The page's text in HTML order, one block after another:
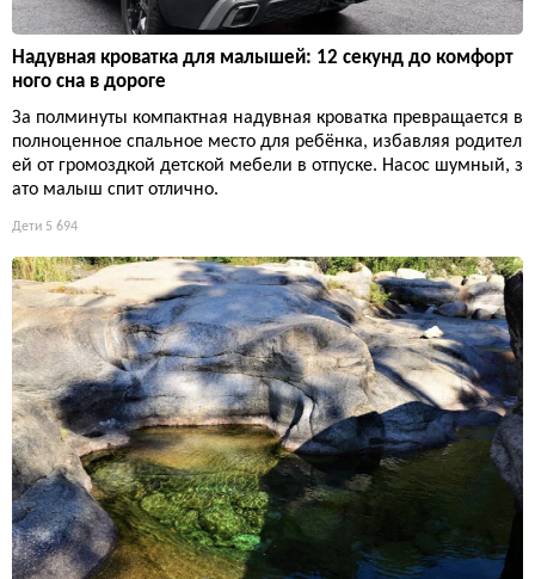
Надувная кроватка для малышей: 12 секунд до комфорт
ного сна в дороге
За полминуты компактная надувная кроватка превращается в
полноценное спальное место для ребёнка, избавляя родител
ей от громоздкой детской мебели в отпуске. Насос шумный, з
ато малыш спит отлично.
Дети 5 694